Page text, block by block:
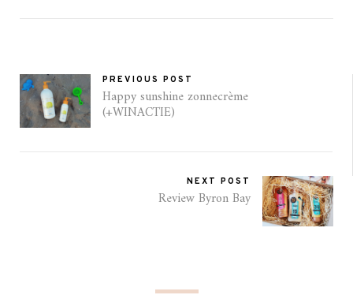
PREVIOUS POST
Happy sunshine zonnecrème
(+WINACTIE)
NEXT POST
Review Byron Bay